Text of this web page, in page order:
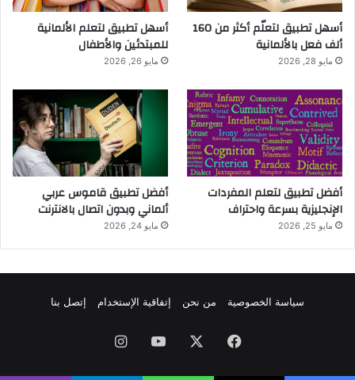
أسهل تطبيق لتعلّم أكثر من 160
ألف فعل بالألمانية
مايو 28, 2026
أسهل تطبيق لتعلم الألمانية
للمبتدئين والأطفال
مايو 26, 2026
أفضل تطبيق لتعلم المفردات
الإنجليزية بسرعة واحتراف
مايو 25, 2026
أفضل تطبيق قاموس عربي
ألماني وبدون اتصال بالانترنت
مايو 24, 2026
سياسة الخصوصية من نحن إتفاقية الإستخدام إتصل بنا
فيسبوك ‫YouTubeانستقرام